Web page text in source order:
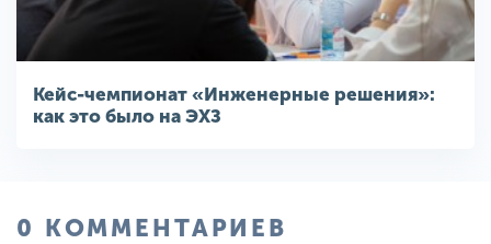
Кейс-чемпионат «Инженерные решения»:
как это было на ЭХЗ
0 КОММЕНТАРИЕВ